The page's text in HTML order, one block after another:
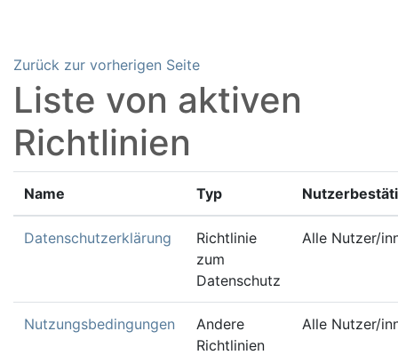
Zurück zur vorherigen Seite
Liste von aktiven
Richtlinien
Name Typ
Datenschutzerklärung
Richtlinie
zum
Datenschutz
Alle Nutzer/
Nutzungsbedingungen
Andere
Richtlinien
Alle Nutzer/